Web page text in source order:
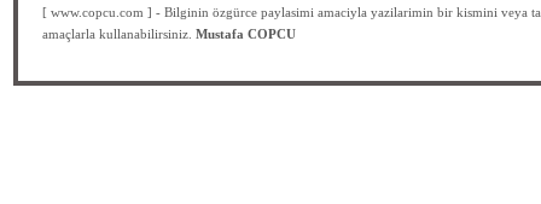
[ www.copcu.com ] - Bilginin özgürce paylasimi amaciyla yazilarimin bir kismini veya
amaçlarla kullanabilirsiniz. Mustafa COPCU